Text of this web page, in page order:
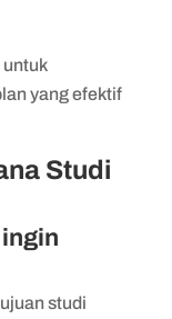
yang efektif
Studi
studi